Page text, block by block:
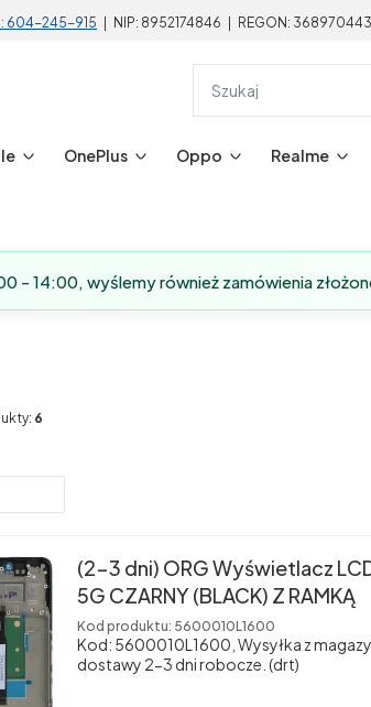
604-245-915 | NIP: 8952174846 | REGON: 368970443
OnePlus Oppo Realme
14:00, wyślemy również zamówienia
6
(2-3 dni) ORG Wyświetlacz
5G CZARNY (BLACK) Z RAMKĄ
Kod produktu: 5600010L1600
Kod: 5600010L1600, Wysyłka z
dostawy 2-3 dni robocze. (drt)